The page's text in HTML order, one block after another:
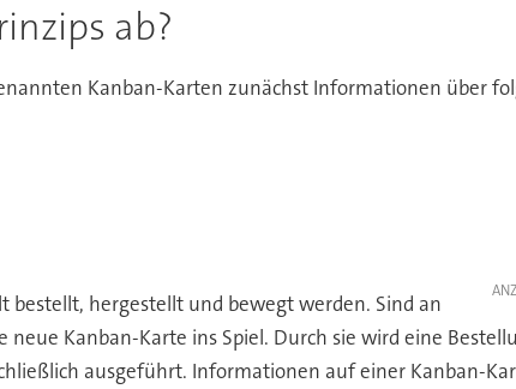
ab?
Kanban-Karten zunächst Informationen über
bestellt, hergestellt und bewegt werden. Sind an
Kanban-Karte ins Spiel. Durch sie wird eine
ausgeführt. Informationen auf einer Kanban-